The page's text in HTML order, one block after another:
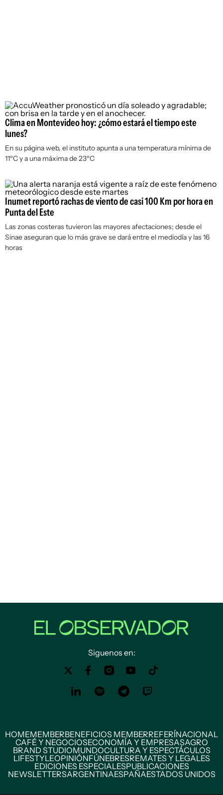
Clima en Montevideo hoy: ¿cómo estará el tiempo este
lunes?
En su página web, el instituto apunta a una temperatura mínima de
11ºC y a una máxima de 23ºC
Inumet reportó rachas de viento de casi 100 Km por hora en
Punta del Este
Las zonas costeras tuvieron las mayores afectaciones; desde el
Sinae aseguran que lo más grave se dará entre el mediodía y las 16
horas
Siguenos en:
HOMEMEMBERBENEFICIOS MEMBERREFERÍNACIONAL
CAFÉ Y NEGOCIOSECONOMÍA Y EMPRESASAGRO
BRAND STUDIOMUNDOCULTURA Y ESPECTÁCULOS
LIFESTYLEOPINIÓNFÚNEBRESREMATES Y LEGALES
EDICIONES ESPECIALESPUBLICACIONES
NEWSLETTERSARGENTINAESPAÑAESTADOS UNIDOS